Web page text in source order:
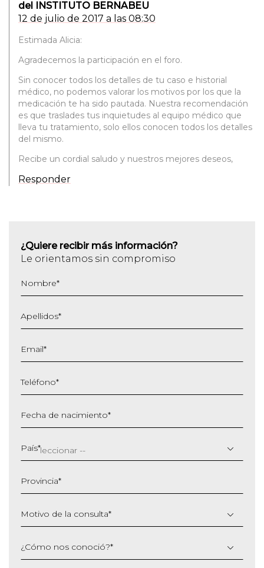
del INSTITUTO BERNABEU
12 de julio de 2017 a las 08:30
Estimada Alicia:
Agradecemos la participación en el foro.
Sin conocer todos los detalles de tu caso e historial
médico, no podemos valorar los motivos por los que la
medicación te ha sido pautada. Nuestra recomendación
es que traslades tus inquietudes al equipo médico que
lleva tu tratamiento, solo ellos conocen todos los detalles
del mismo.
Recibe un cordial saludo y nuestros mejores deseos,
Responder
¿Quiere recibir más información?
Le orientamos sin compromiso
Nombre*
Apellidos*
Email*
Teléfono*
Fecha de nacimiento*
barra
MM
AAAA
País*
Provincia*
Motivo de la consulta*
¿Cómo nos conoció?*